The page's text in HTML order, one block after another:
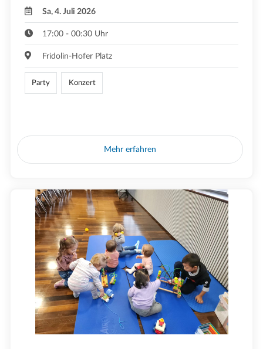
Sa, 4. Juli 2026
17:00 - 00:30 Uhr
Fridolin-Hofer Platz
Party Konzert
Mehr erfahren